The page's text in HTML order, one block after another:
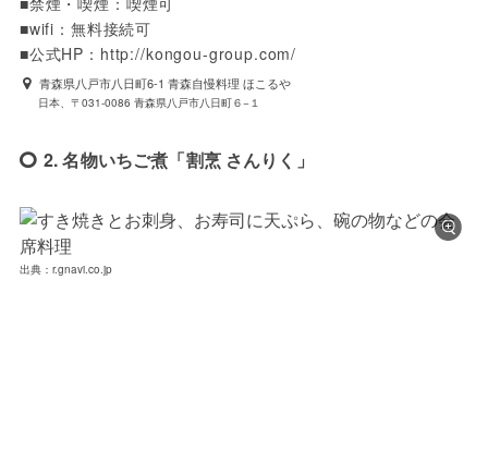
■wifi：無料接続可
■公式HP：http://kongou-group.com/
青森県八戸市八日町6-1 青森自慢料理 ほこるや
日本、〒031-0086 青森県八戸市八日町６−１
2. 名物いちご煮「割烹 さんりく」
出典：r.gnavi.co.jp